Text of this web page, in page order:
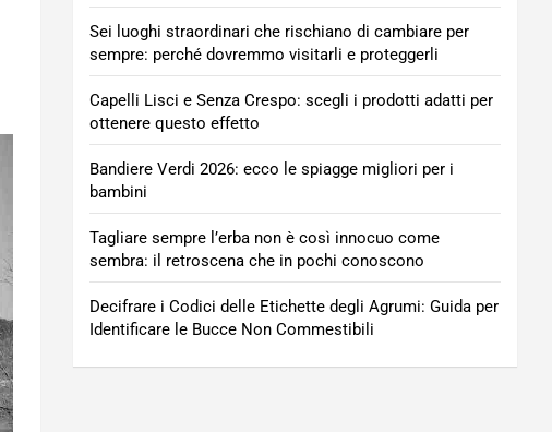
Sei luoghi straordinari che rischiano di cambiare per
sempre: perché dovremmo visitarli e proteggerli
Capelli Lisci e Senza Crespo: scegli i prodotti adatti per
ottenere questo effetto
Bandiere Verdi 2026: ecco le spiagge migliori per i
bambini
Tagliare sempre l’erba non è così innocuo come
sembra: il retroscena che in pochi conoscono
Decifrare i Codici delle Etichette degli Agrumi: Guida per
Identificare le Bucce Non Commestibili